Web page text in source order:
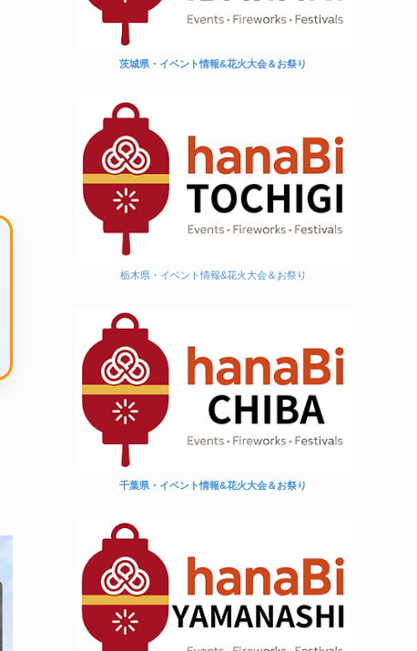
茨城県・イベント情報&花火大会＆お祭り
栃木県・イベント情報&花火大会＆お祭り
千葉県・イベント情報&花火大会＆お祭り